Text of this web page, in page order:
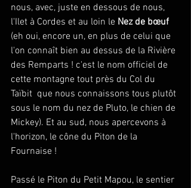
nous, avec, juste en dessous de nous,
l'Ilet à Cordes et au loin le Nez de bœuf
(eh oui, encore un, en plus de celui que
l'on connaît bien au dessus de la Rivière
des Remparts ! c'est le nom officiel de
cette montagne tout près du Col du
Taïbit  que nous connaissons tous plutôt
sous le nom du nez de Pluto, le chien de
Mickey). Et au sud, nous apercevons à
l'horizon, le cône du Piton de la
Fournaise !
Passé le Piton du Petit Mapou, le sentier